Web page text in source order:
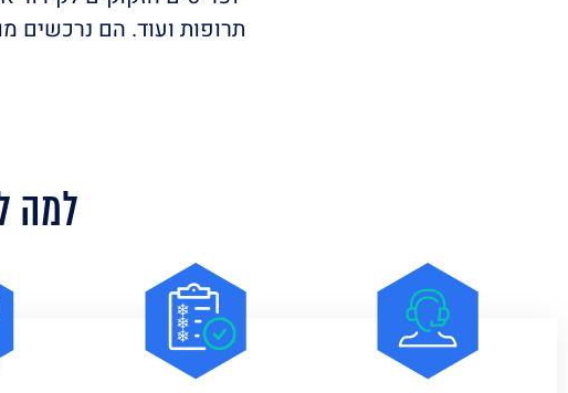
תרופות ועוד. הם נרכשים
למה